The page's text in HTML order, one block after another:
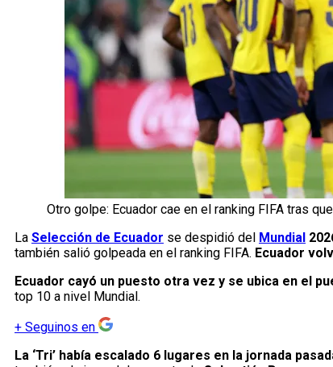
Otro golpe: Ecuador cae en el ranking FIFA tras
La Selección de Ecuador se despidió del Mundial
también salió golpeada en el ranking FIFA. Ecuador
Ecuador cayó un puesto otra vez y se ubica en el
top 10 a nivel Mundial.
+ Seguinos en
La ‘Tri’ había escalado 6 lugares en la jornada